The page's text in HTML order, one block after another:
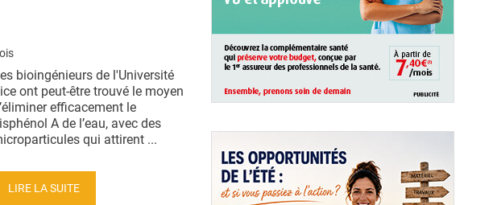
bioingénieurs de l'Université
ont peut-être trouvé le moyen
efficacement le
A de l’eau, avec des
qui attirent ...
LIRE LA SUITE